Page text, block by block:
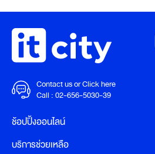
Contact us or Click here
Call :02-656-5030-39
ช้อปปิ้งออนไลน์
บริการช่วยเหลือ